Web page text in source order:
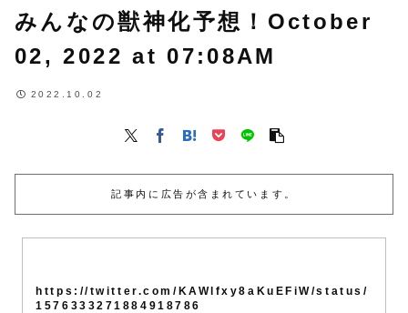
みんなの獣神化予想！October
02, 2022 at 07:08AM
2022.10.02
記事内に広告が含まれています。
https://twitter.com/KAWlfxy8aKuEFiW/status/
1576333271884918786